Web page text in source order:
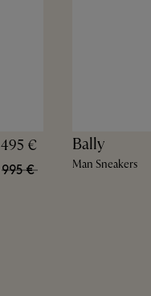
495 €
995 €
Bally
Man Sneakers